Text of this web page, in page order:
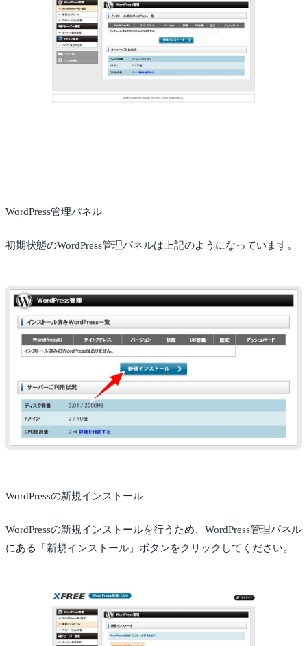
WordPress管理パネル
初期状態のWordPress管理パネルは上記のようになっています。
WordPressの新規インストール
WordPressの新規インストールを行うため、WordPress管理パネル
にある「新規インストール」ボタンをクリックしてください。